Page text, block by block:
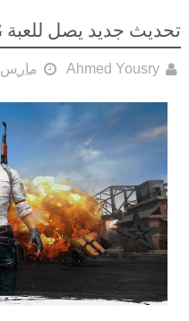
تحديث جديد يصل للعبة PUBG على Xbox One
Ahmed Yousry مارس 04, 2018